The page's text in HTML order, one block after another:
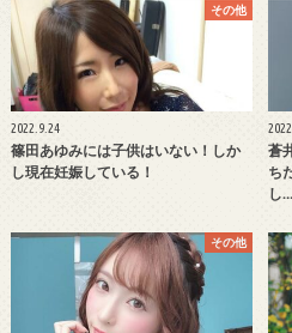
その他
2022.9.24
篠田あゆみには子供はいない！しか
し現在妊娠している！
蒼
ち
し…
その他